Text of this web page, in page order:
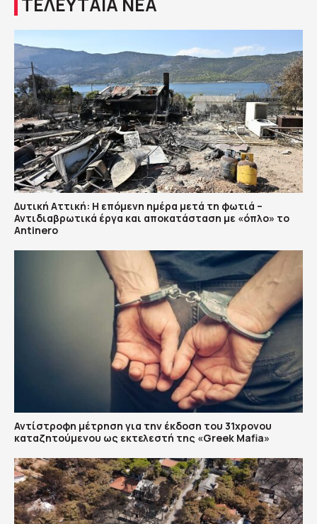
Δυτική Αττική: Η επόμενη ημέρα μετά τη φωτιά –
Αντιδιαβρωτικά έργα και αποκατάσταση με «όπλο» το
Antinero
Αντίστροφη μέτρηση για την έκδοση του 31χρονου
καταζητούμενου ως εκτελεστή της «Greek Mafia»